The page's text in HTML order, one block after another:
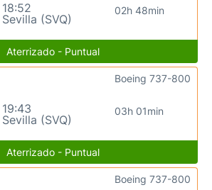
18:52
Sevilla (SVQ)
02h 48min
Aterrizado - Puntual
19:43
Sevilla (SVQ)
03h 01min
Boeing 737-800
Aterrizado - Puntual
Boeing 737-800